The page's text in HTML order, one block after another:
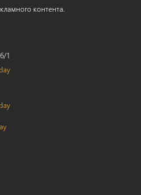
контента.
1